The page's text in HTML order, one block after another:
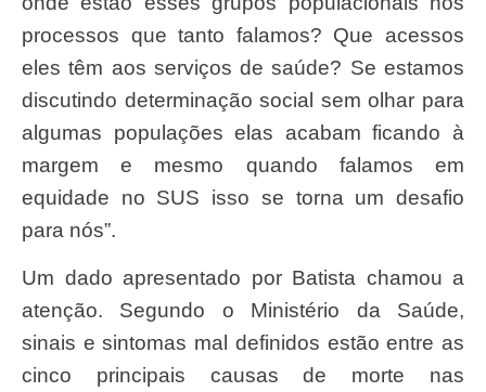
processos que tanto falamos? Que acessos
eles têm aos serviços de saúde? Se estamos
discutindo determinação social sem olhar para
algumas populações elas acabam ficando à
margem e mesmo quando falamos em
equidade no SUS isso se torna um desafio
para nós”.
Um dado apresentado por Batista chamou a
atenção. Segundo o Ministério da Saúde,
sinais e sintomas mal definidos estão entre as
cinco principais causas de morte nas